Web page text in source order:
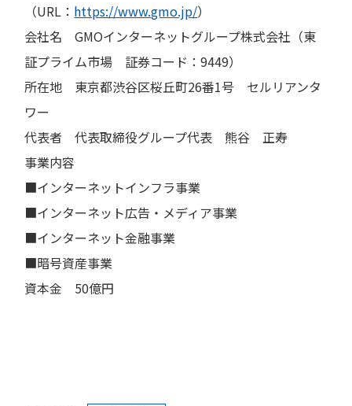
（URL： https://www.gmo.jp/）
会社名 GMOインターネットグループ株式会社（東
証プライム市場 証券コード：9449）
所在地 東京都渋谷区桜丘町26番1号 セルリアンタ
ワー
代表者 代表取締役グループ代表 熊谷 正寿
事業内容
■インターネットインフラ事業
■インターネット広告・メディア事業
■インターネット金融事業
■暗号資産事業
資本金 50億円